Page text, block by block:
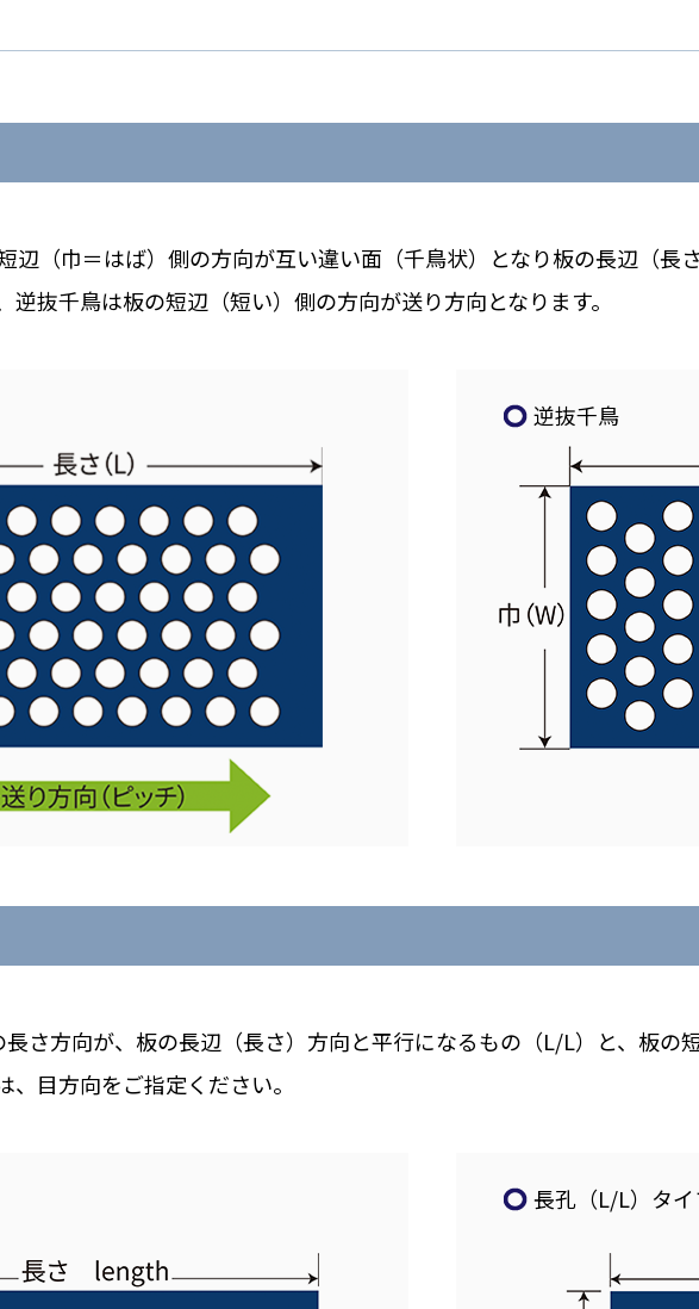
辺（巾＝はば）側の方向が互い違い面（千鳥状）となり板の長辺（長
逆抜千鳥は板の短辺（短い）側の方向が送り方向となります。
逆抜千鳥
さ方向が、板の長辺（長さ）方向と平行になるもの（L/L）と、板の
目方向をご指定ください。
長孔（L/L）タ